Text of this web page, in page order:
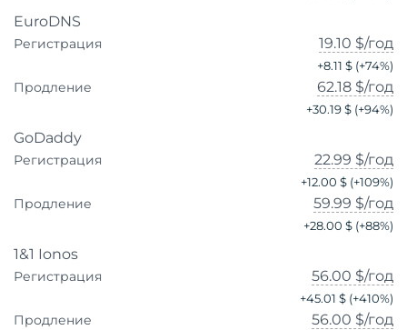
EuroDNS
Регистрация 19.10 $/год
+8.11 $ (+74%)
Продление 62.18 $/год
+30.19 $ (+94%)
GoDaddy
Регистрация 22.99 $/год
+12.00 $ (+109%)
Продление 59.99 $/год
+28.00 $ (+88%)
1&1 Ionos
Регистрация 56.00 $/год
+45.01 $ (+410%)
Продление 56.00 $/год